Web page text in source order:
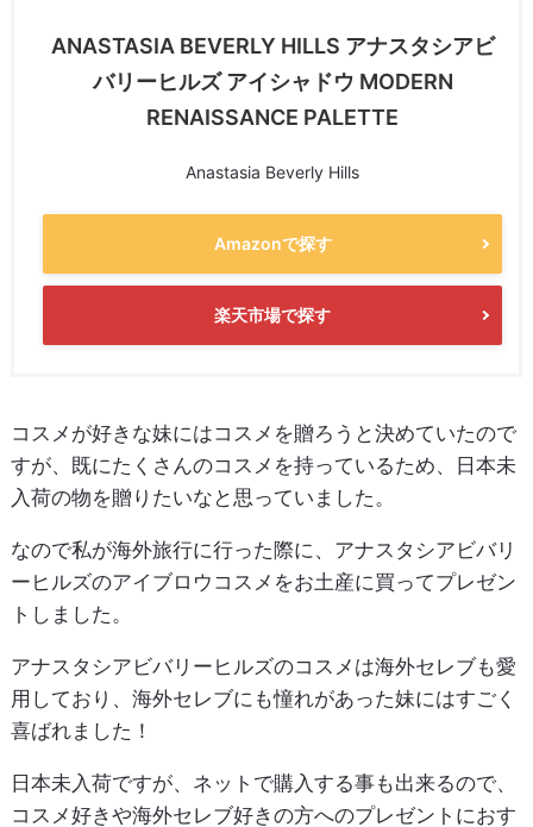
ANASTASIA BEVERLY HILLS アナスタシアビ
バリーヒルズ アイシャドウ MODERN
RENAISSANCE PALETTE
Anastasia Beverly Hills
Amazonで探す
楽天市場で探す
コスメが好きな妹にはコスメを贈ろうと決めていたので
すが、既にたくさんのコスメを持っているため、日本未
入荷の物を贈りたいなと思っていました。
なので私が海外旅行に行った際に、アナスタシアビバリ
ーヒルズのアイブロウコスメをお土産に買ってプレゼン
トしました。
アナスタシアビバリーヒルズのコスメは海外セレブも愛
用しており、海外セレブにも憧れがあった妹にはすごく
喜ばれました！
日本未入荷ですが、ネットで購入する事も出来るので、
コスメ好きや海外セレブ好きの方へのプレゼントにおす